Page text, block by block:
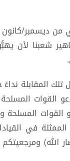
شعبنا لأن
المقابلة
القوات
المسلحة
في